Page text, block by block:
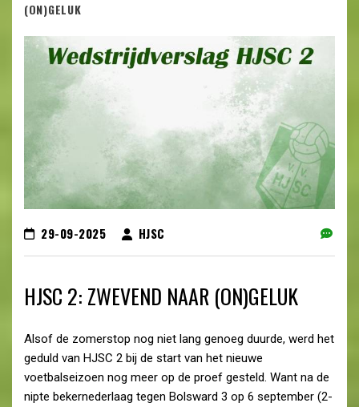
(ON)GELUK
29-09-2025 HJSC
HJSC 2: ZWEVEND NAAR (ON)GELUK
Alsof de zomerstop nog niet lang genoeg duurde, werd het
geduld van HJSC 2 bij de start van het nieuwe
voetbalseizoen nog meer op de proef gesteld. Want na de
nipte bekernederlaag tegen Bolsward 3 op 6 september (2-